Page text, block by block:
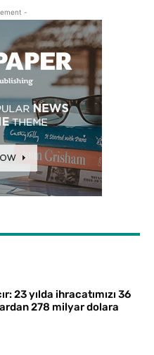
-
23 yılda ihracatımızı 36
278 milyar dolara